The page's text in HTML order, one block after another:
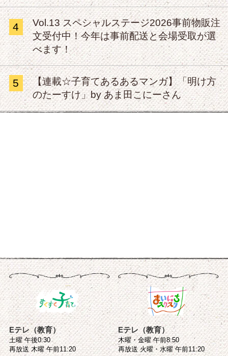
4
Vol.13 スペシャルステージ2026事前物販注
文受付中！今年は事前配送と会場受取が選
べます！
5
【連載☆子育てあるあるマンガ】「明け方
のたーすけ」by あま田こにーさん
Eテレ（教育）
土曜 午後0:30
再放送 木曜 午前11:20
Eテレ（教育）
木曜・金曜 午前8:50
再放送 火曜・水曜 午前11:20